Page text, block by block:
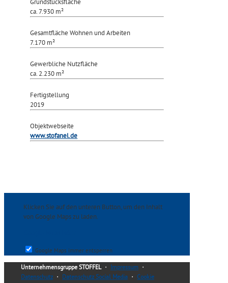
ca. 7.930 m²
Gesamtfläche Wohnen und Arbeiten
7.170 m²
Gewerbliche Nutzfläche
ca. 2.230 m²
Fertigstellung
2019
Objektwebseite
www.stofanel.de
Klicken Sie auf den unteren Button, um den Inhalt
von Google Maps zu laden.
Google Maps immer entsperren
Unternehmensgruppe STOFFEL・ Impressum ・
Datenschutz ・ Datenschutz Social Media ・ Cookie